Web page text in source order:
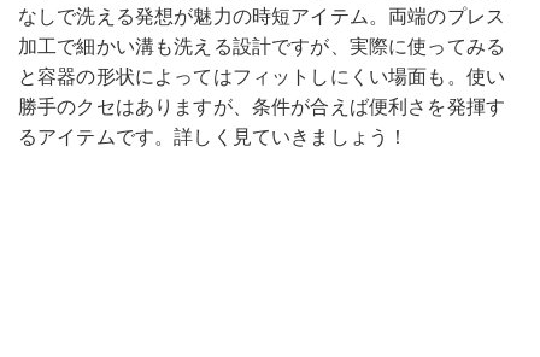
なしで洗える発想が魅力の時短アイテム。両端のプレス
加工で細かい溝も洗える設計ですが、実際に使ってみる
と容器の形状によってはフィットしにくい場面も。使い
勝手のクセはありますが、条件が合えば便利さを発揮す
るアイテムです。詳しく見ていきましょう！